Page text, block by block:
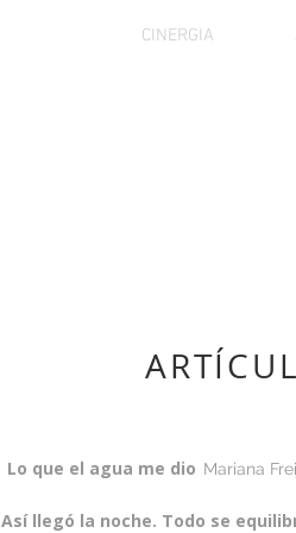
CINERGIA
Lo que el agua me dio Mariana
Así llegó la noche. Todo se